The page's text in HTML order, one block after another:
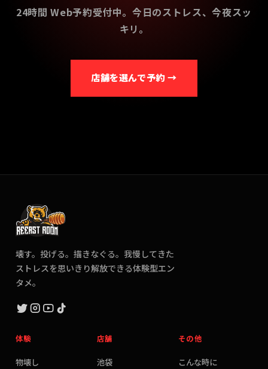
24時間 Web予約受付中。今日のストレス、今夜スッ
キリ。
店舗を選んで予約 →
壊す。投げる。描きなぐる。我慢してきた
ストレスを思いきり解放できる体験型エン
タメ。
体験
物壊し
店舗
池袋
その他
こんな時に